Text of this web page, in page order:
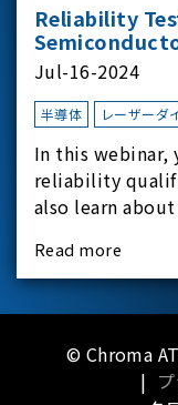
Reliability
Jul-16-2024
半導体 レーザーダ
In this
reliability
also learn
reliability-test-
Read more
© Chroma
|